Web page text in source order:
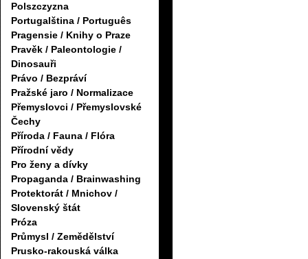
Polszczyzna
Portugalština / Português
Pragensie / Knihy o Praze
Pravěk / Paleontologie /
Dinosauři
Právo / Bezpráví
Pražské jaro / Normalizace
Přemyslovci / Přemyslovské
Čechy
Příroda / Fauna / Flóra
Přírodní vědy
Pro ženy a dívky
Propaganda / Brainwashing
Protektorát / Mnichov /
Slovenský štát
Próza
Průmysl / Zemědělství
Prusko-rakouská válka